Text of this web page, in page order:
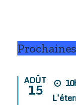
AOÛT
15